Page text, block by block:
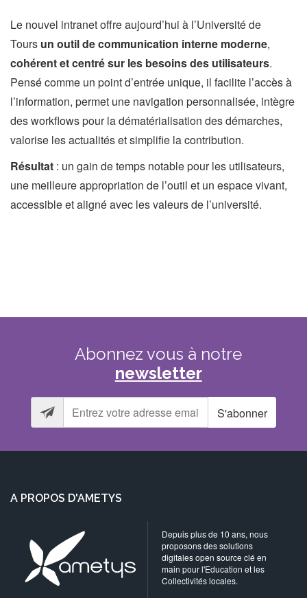
Le nouvel intranet offre aujourd’hui à l’Université de
Tours un outil de communication interne moderne,
cohérent et centré sur les besoins des utilisateurs.
Pensé comme un point d’entrée unique, il facilite l’accès à
l’information, permet une navigation personnalisée, intègre
des workflows pour la dématérialisation des démarches,
valorise les actualités et simplifie la contribution.
Résultat : un gain de temps notable pour les utilisateurs,
une meilleure appropriation de l’outil et un espace vivant,
accessible et aligné avec les valeurs de l’université.
Abonnez vous à notre
newsletter
S'abonner
A PROPOS D'AMETYS
Depuis plus de 10 ans, nous
proposons des solutions
digitales open source clé en
main pour l'Education et les
Collectivités locales.